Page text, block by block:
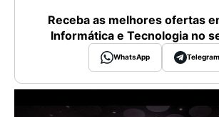
Receba as melhores ofertas
Informática e Tecnologia no
WhatsApp Telegram